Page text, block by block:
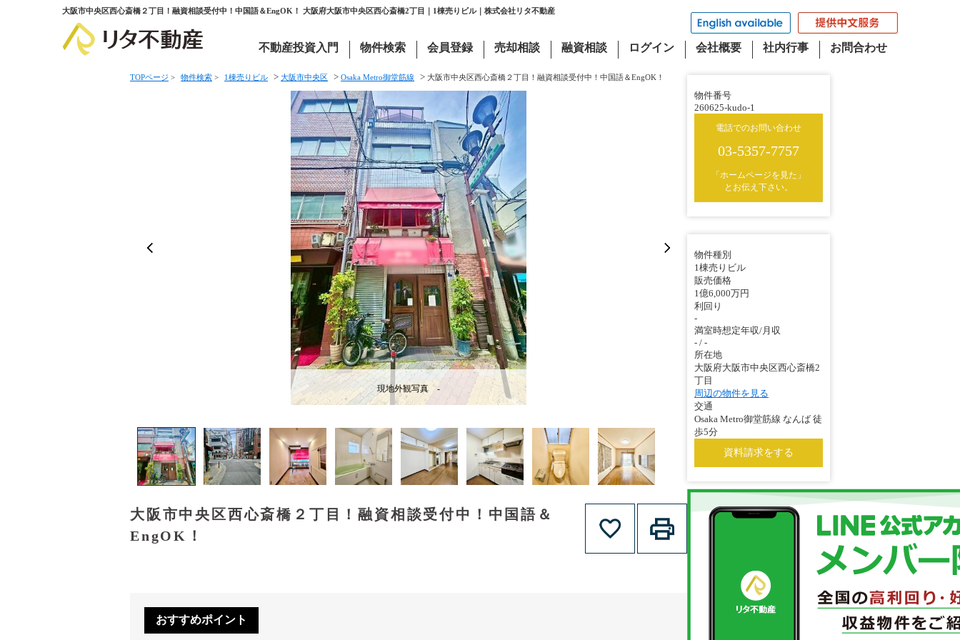
大阪市中央区西心斎橋２丁目！融資相談受付中！中国語＆EngOK！ 大阪府大阪市中央区西心斎橋2丁目｜1棟売りビル｜株式会社リタ不動産
不動産投資入門 物件検索 会員登録 売却相談 融資相談 ログイン 会社概要 社内行事 お問合わせ
TOPページ > 物件検索 > 1棟売りビル > 大阪市中央区 > Osaka Metro御堂筋線 > 大阪市中央区西心斎橋２丁目！融資相談受付中！中国語＆EngOK！
現地外観写真 -
大阪市中央区西心斎橋２丁目！融資相談受付中！中国語＆
EngOK！
おすすめポイント
物件番号
260625-kudo-1
電話でのお問い合わせ
03-5357-7757
「ホームページを見た」
とお伝え下さい。
物件種別
1棟売りビル
販売価格
1億6,000万円
利回り
-
満室時想定年収/月収
- / -
所在地
大阪府大阪市中央区西心斎橋2
丁目
周辺の物件を見る
交通
Osaka Metro御堂筋線 なんば 徒
歩5分
資料請求をする